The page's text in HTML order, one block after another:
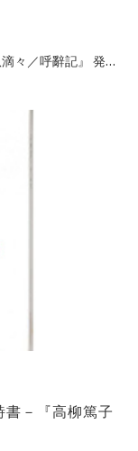
々／呼辭記』 発…
書－『高柳篤子